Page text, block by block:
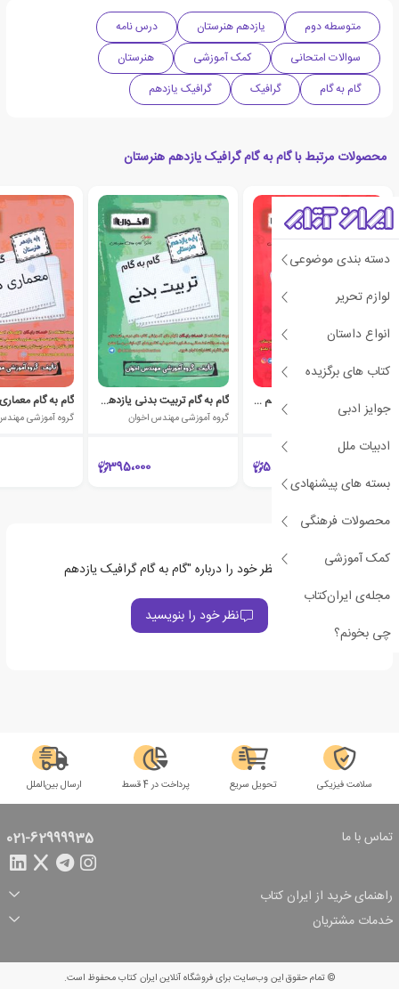
دسته بندی موضوعی
لوازم تحریر
انواع داستان
کتاب های برگزیده
جوایز ادبی
ادبیات ملل
بسته های پیشنهادی
محصولات فرهنگی
کمک آموزشی
مجله‌ی ایران‌کتاب
چی بخونم؟
متوسطه دوم یازدهم هنرستان
درس نامه
سوالات امتحانی
کمک آموزشی
هنرستان
گام به گام
گرافیک گرافیک یازدهم
محصولات مرتبط با گام به گام گرافیک یازدهم هنرستان
گام به گام حسابداری یازدهم هنرستان
گروه آموزشی مهندس اخوان
580،000
گام به گام تربیت بدنی یازدهم هنرستان
گروه آموزشی مهندس اخوان
395،000
گروه آموزشی
اولین نفری باشید که نظر خود را درباره "گام به گام گرافیک یازدهم
هنرستان" ثبت می‌کند
نظر خود را بنویسید
سلامت فیزیکی تحویل سریع پرداخت در 4 قسط ارسال بین‌الملل
تماس با ما 021-62999935
راهنمای خرید از ایران کتاب
ثبت سفارش
شرایط ارسال سفارش
شیوه پرداخت
تخفیف‌های خرید
خدمات مشتریان
© تمام حقوق این وب‌سایت برای فروشگاه آنلاین ایران کتاب محفوظ است.